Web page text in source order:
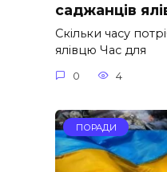
саджанців
Скільки часу
ялівцю Час для
0 4
ПОРАДИ